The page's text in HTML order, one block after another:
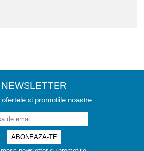
NEWSLETTER
ofertele si promotiile noastre